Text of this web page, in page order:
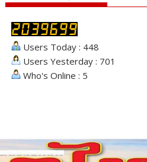
Users Today : 448
Users Yesterday : 701
Who's Online : 5